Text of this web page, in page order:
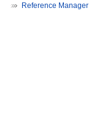
Reference Manager